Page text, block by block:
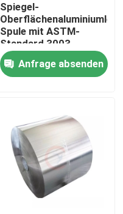
Spiegel-
Spule mit ASTM-
Standard 3003
2000mm
Anfrage absenden